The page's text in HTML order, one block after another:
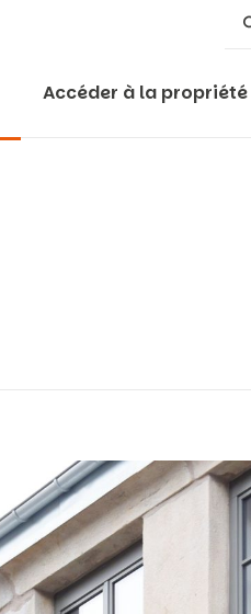
Accéder à la propriété